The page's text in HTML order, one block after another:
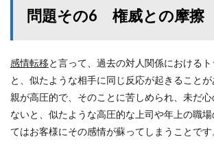
問題その6 権威との摩擦
感情転移と言って、過去の対人関係における
と、似たような相手に同じ反応が起きること
親が高圧的で、そのことに苦しめられ、未だ
ないと、似たような高圧的な上司や年上の職
てはお客様にその感情が蘇ってしまうことです